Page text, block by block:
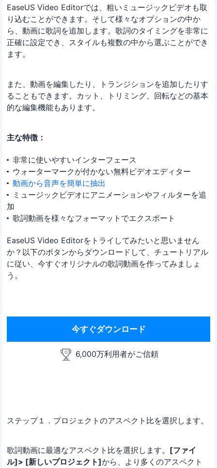
EaseUS Video Editorでは、粗いミュージックビデオも取
り込むことができます。そして様々なオプションの中か
ら、動画に歌詞を追加します。歌詞のタイミングを非常に
正確に設定でき、スタイルも複数の中から選ぶことができ
ます。
また、動画を編集したり、トランジションを追加したりす
ることもできます。カット、トリミング、回転などの基本
的な編集機能もあります。
主な特徴：
非常に使いやすいインターフェース
ウォーターマークが付かない無料ビデオエディター
動画から音声を簡単に抽出
ミュージックビデオにアニメーションやフィルターを追
加
歌詞動画を様々なフォーマットでエクスポート
EaseUS Video Editorをトライしてみたいと思いません
か？以下のボタンからダウンロードして、チュートリアル
に従い、今すぐオリジナルの歌詞動画を作ってみましょ
う。
今すぐダウンロード
6,000万利用者がご信頼
ステップ１．プロジェクトのアスペクト比を選択します。
歌詞動画に最適なアスペクト比を選択します。 [ファイ
ル]> [新しいプロジェクト]から、より多くのアスペクト